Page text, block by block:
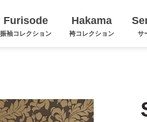
Furisode
振袖コレクション
Hakama
袴コレクション サ